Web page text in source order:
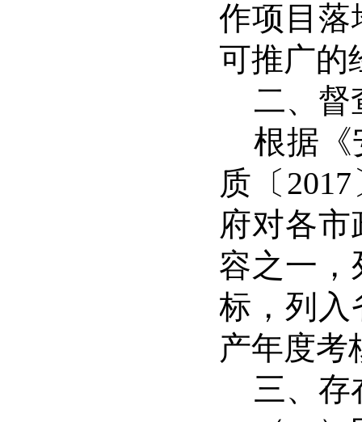
作项目落
可推广的
二、督
根据《
质〔 2017
府对各
容之一，
标，列入
产年度考
三、存